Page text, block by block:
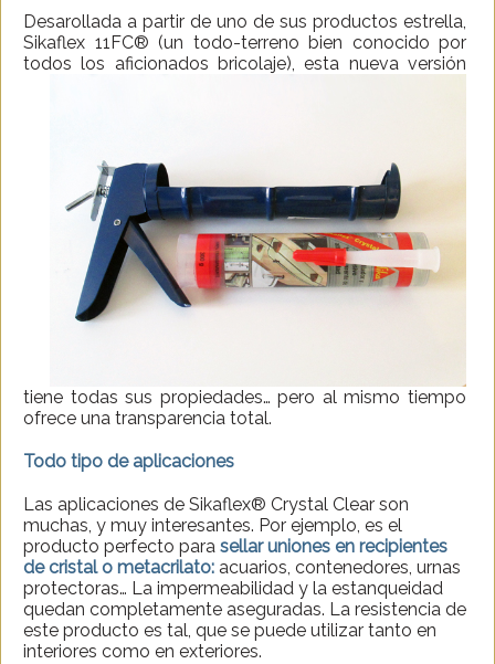
Desarollada a partir de uno de sus productos estrella,
Sikaflex 11FC® (un todo-terreno bien conocido por
todos los aficionados bricolaje), esta nueva versión
tiene todas sus propiedades… pero al mismo tiempo
ofrece una transparencia total.
Todo tipo de aplicaciones
Las aplicaciones de Sikaflex® Crystal Clear son
muchas, y muy interesantes. Por ejemplo, es el
producto perfecto para sellar uniones en recipientes
de cristal o metacrilato: acuarios, contenedores, urnas
protectoras… La impermeabilidad y la estanqueidad
quedan completamente aseguradas. La resistencia de
este producto es tal, que se puede utilizar tanto en
interiores como en exteriores.